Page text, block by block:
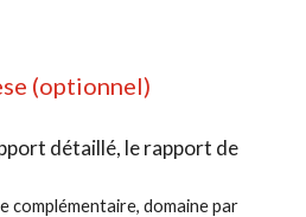
(optionnel)
détaillé, le rapport de
complémentaire, domaine par